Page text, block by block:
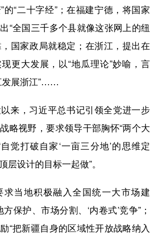
的“二十字经”；在福建宁德，将国家
“全国三千多个县就像这张网上的纽
，国家政局就稳定；在浙江，提出在
更大发展，以“地瓜理论”妙喻，言
发展浙江”……
，习近平总书记引领全党进一步
略视野，要求领导干部胸怀“两个大
觉打破自家‘一亩三分地’的思维定
层设计的目标一起做”。
当地积极融入全国统一大市场建
保护、市场分割、‘内卷式’竞争”；
“把新疆自身的区域性开放战略纳入